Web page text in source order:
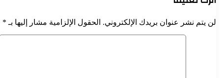
لن يتم نشر عنوان بريدك الإلكتروني. الحقول الإلزامية مشار إليها بـ *